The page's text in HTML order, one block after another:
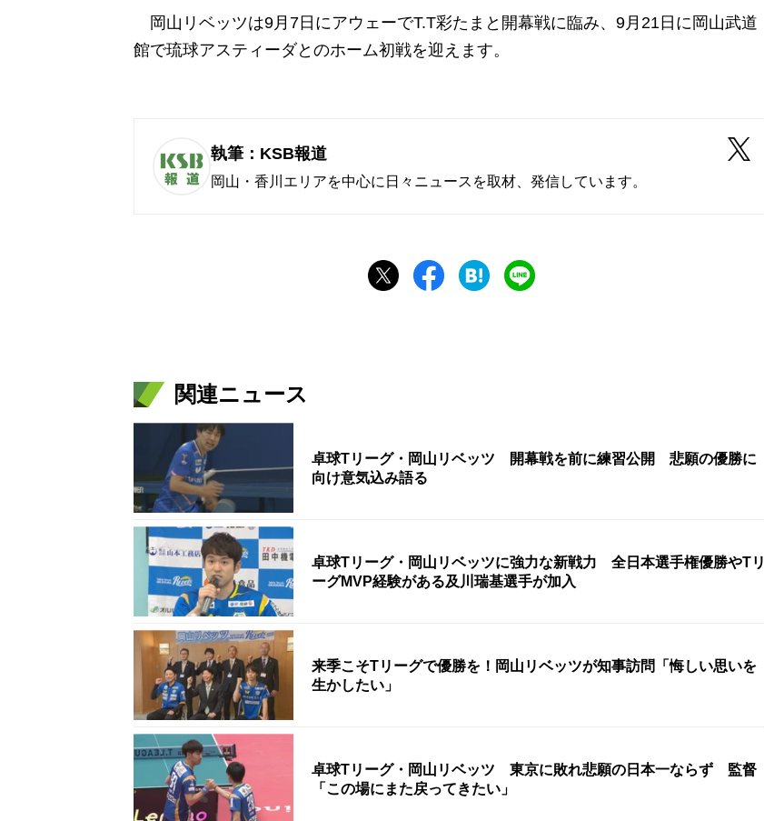
岡山リベッツは9月7日にアウェーでT.T彩たまと開幕戦に臨み、9月21日に岡山武道
館で琉球アスティーダとのホーム初戦を迎えます。
執筆：KSB報道
岡山・香川エリアを中心に日々ニュースを取材、発信しています。
関連ニュース
卓球Tリーグ・岡山リベッツ 開幕戦を前に練習公開 悲願の優勝に
向け意気込み語る
卓球Tリーグ・岡山リベッツに強力な新戦力 全日本選手権優勝やTリ
ーグMVP経験がある及川瑞基選手が加入
来季こそTリーグで優勝を！岡山リベッツが知事訪問「悔しい思いを
生かしたい」
卓球Tリーグ・岡山リベッツ 東京に敗れ悲願の日本一ならず 監督
「この場にまた戻ってきたい」